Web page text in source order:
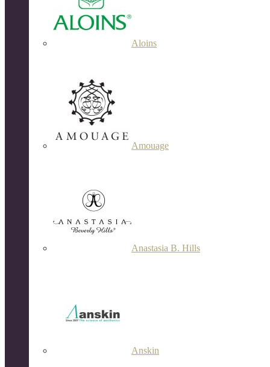
Aloins
Amouage
Anastasia B. Hills
Anskin